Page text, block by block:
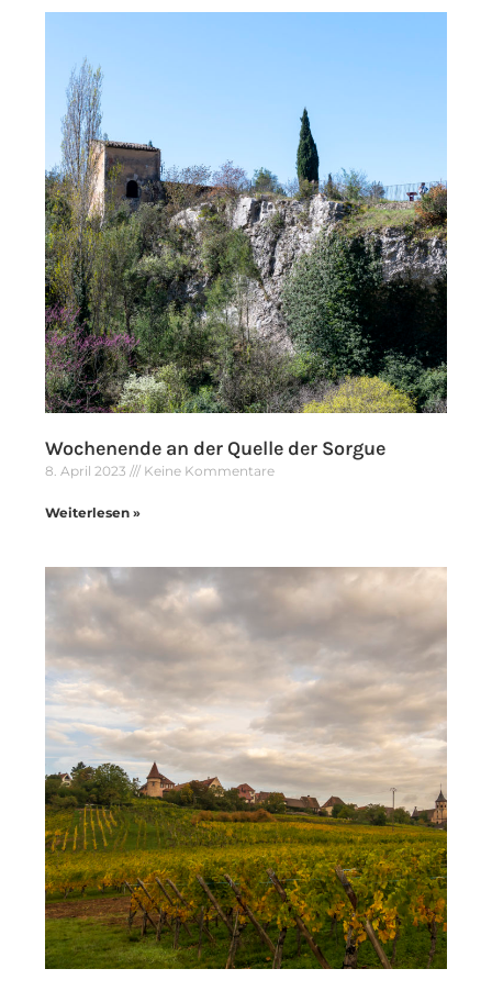
Wochenende an der Quelle der Sorgue
8. April 2023 Keine Kommentare
Weiterlesen »